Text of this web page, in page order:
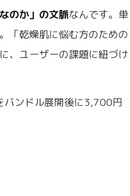
のか」の文脈なんです。単
「乾燥肌に悩む方のための
、ユーザーの課題に紐づけ
バンドル展開後に3,700円